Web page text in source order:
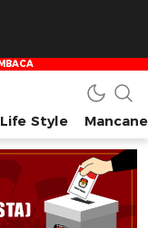
Life Style